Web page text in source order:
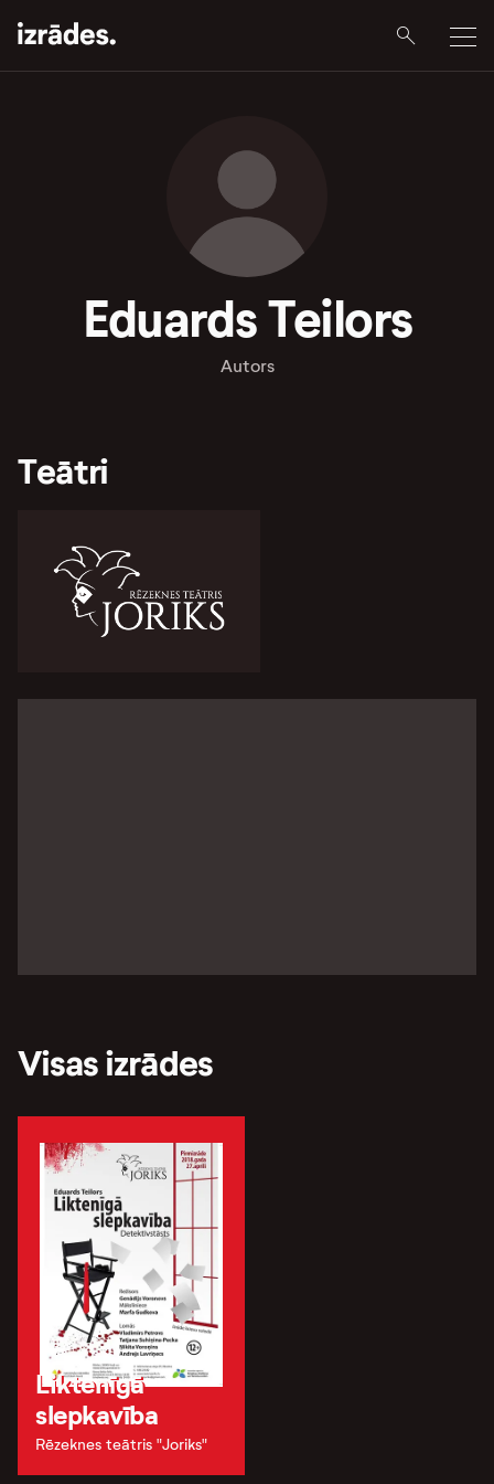
Eduards Teilors
Autors
Teātri
Visas izrādes
Liktenīgā
slepkavība
Rēzeknes teātris "Joriks"